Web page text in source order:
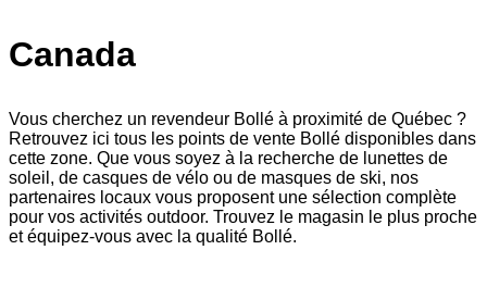
Canada
Vous cherchez un revendeur Bollé à proximité de Québec ?
Retrouvez ici tous les points de vente Bollé disponibles dans
cette zone. Que vous soyez à la recherche de lunettes de
soleil, de casques de vélo ou de masques de ski, nos
partenaires locaux vous proposent une sélection complète
pour vos activités outdoor. Trouvez le magasin le plus proche
et équipez-vous avec la qualité Bollé.